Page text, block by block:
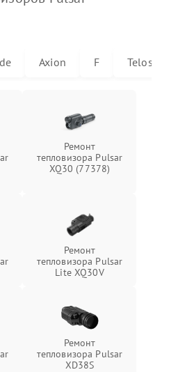
Axion F Telos
Ремонт
тепловизора Pulsar
XQ30 (77378)
Ремонт
тепловизора Pulsar
Lite XQ30V
Ремонт
тепловизора Pulsar
XD38S